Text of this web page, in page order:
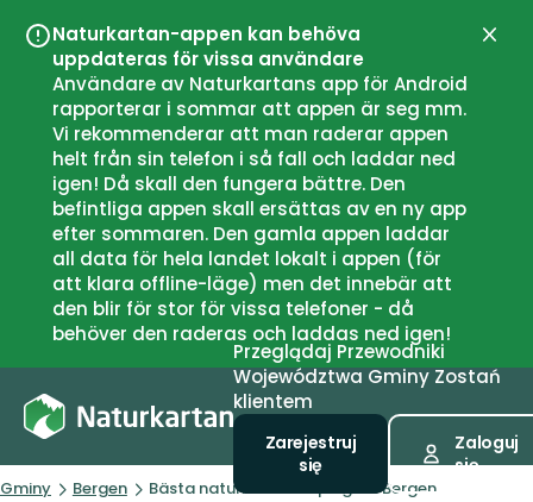
Naturkartan-appen kan behöva
uppdateras för vissa användare
Användare av Naturkartans app för Android
rapporterar i sommar att appen är seg mm.
Vi rekommenderar att man raderar appen
helt från sin telefon i så fall och laddar ned
igen! Då skall den fungera bättre. Den
befintliga appen skall ersättas av en ny app
efter sommaren. Den gamla appen laddar
all data för hela landet lokalt i appen (för
att klara offline-läge) men det innebär att
den blir för stor för vissa telefoner - då
behöver den raderas och laddas ned igen!
Przeglądaj Przewodniki
Województwa Gminy Zostań
klientem
Zarejestruj
się
Zaloguj
się
Gminy Bergen Bästa naturnära campingen i Bergen